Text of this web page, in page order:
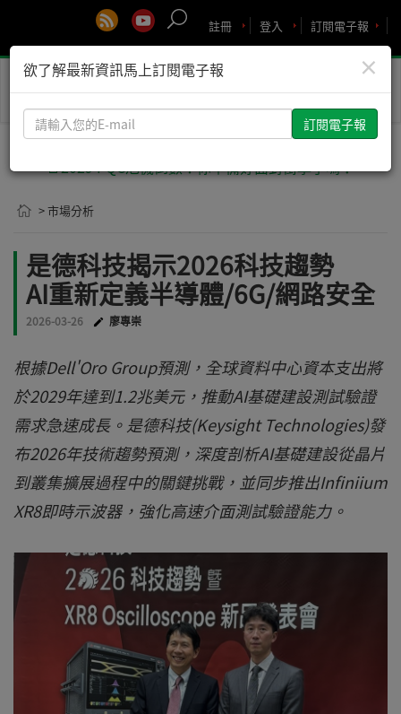
訂閱電子報
登入
註冊
Toggle
🚨2029 PQC危機倒數！你準備好面對衝擊了嗎？
> 市場分析
是德科技揭示2026科技趨勢
AI重新定義半導體/6G/網路安全
2026-03-26 廖專崇
根據Dell'Oro Group預測，全球資料中心資本支出將
於2029年達到1.2兆美元，推動AI基礎建設測試驗證
需求急速成長。是德科技(Keysight Technologies)發
布2026年技術趨勢預測，深度剖析AI基礎建設從晶片
到叢集擴展過程中的關鍵挑戰，並同步推出Infiniium
XR8即時示波器，強化高速介面測試驗證能力。
×
欲了解最新資訊馬上訂閱電子報
請
輸
您
的